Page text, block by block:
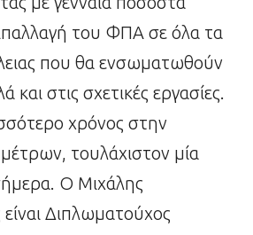
του ΦΠΑ σε όλα τα
που θα ενσωματωθούν
και στις σχετικές εργασίες.
χρόνος στην
τουλάχιστον μία
Ο Μιχάλης
Διπλωματούχος